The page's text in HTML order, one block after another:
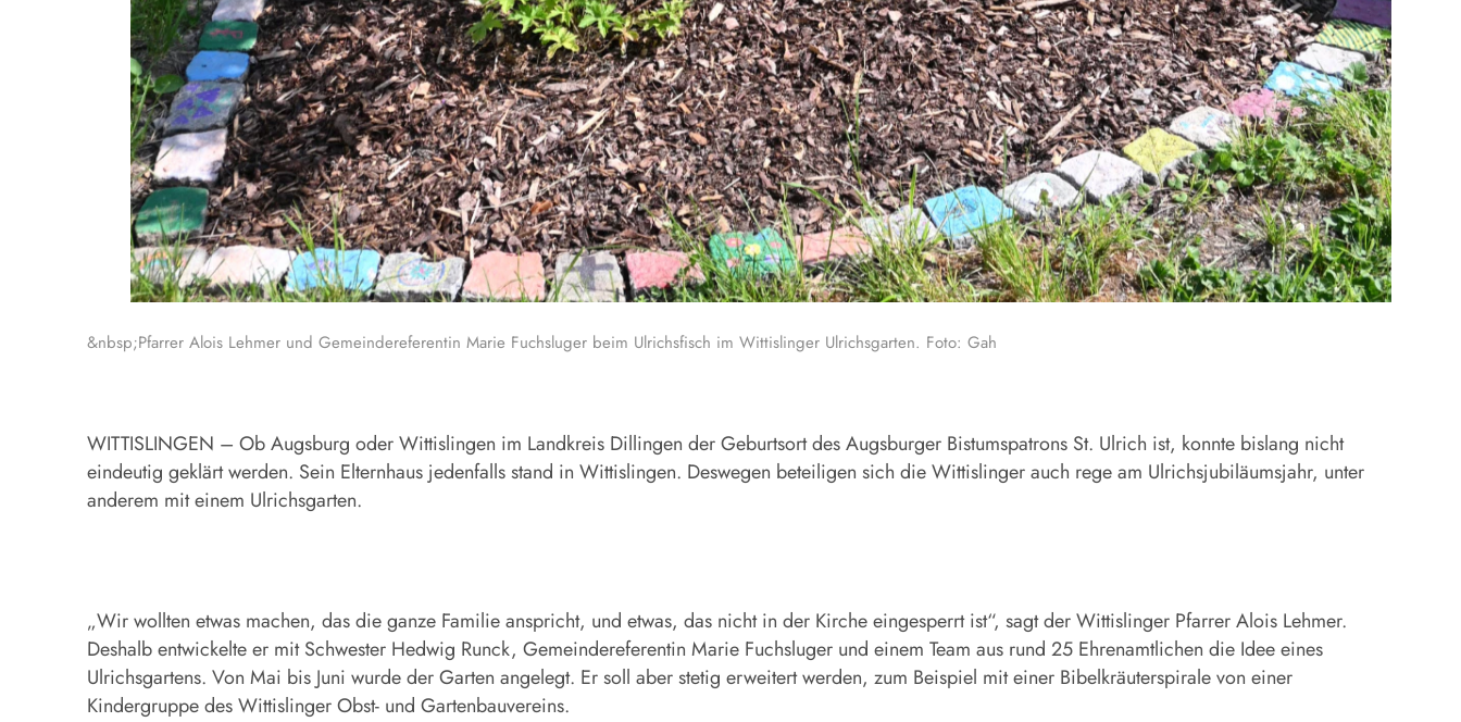
&nbsp;Pfarrer Alois Lehmer und Gemeindereferentin Marie Fuchsluger beim Ulrichsfisch im Wittislinger Ulrichsgarten. Foto: Gah
WITTISLINGEN – Ob Augsburg oder Wittislingen im Landkreis Dillingen der Geburtsort des Augsburger Bistumspatrons St. Ulrich ist, konnte bislang nicht
eindeutig geklärt werden. Sein Elternhaus jedenfalls stand in Wittislingen. Deswegen beteiligen sich die Wittislinger auch rege am Ulrichsjubiläumsjahr, unter
anderem mit einem Ulrichsgarten.
„Wir wollten etwas machen, das die ganze Familie anspricht, und etwas, das nicht in der Kirche eingesperrt ist“, sagt der Wittislinger Pfarrer Alois Lehmer.
Deshalb entwickelte er mit Schwester Hedwig Runck, Gemeindereferentin Marie Fuchsluger und einem Team aus rund 25 Ehrenamtlichen die Idee eines
Ulrichsgartens. Von Mai bis Juni wurde der Garten angelegt. Er soll aber stetig erweitert werden, zum Beispiel mit einer Bibelkräuterspirale von einer
Kindergruppe des Wittislinger Obst- und Gartenbauvereins.